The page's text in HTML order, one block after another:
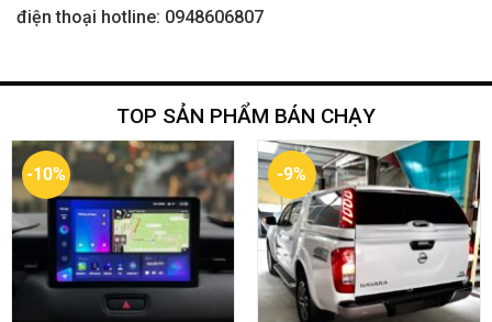
điện thoại hotline: 0948606807
TOP SẢN PHẨM BÁN CHẠY
-10% -9%